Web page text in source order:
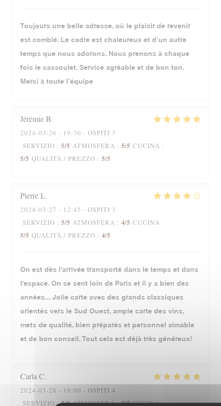
Toujours une belle adresse, où le plaisir de revenir
est comblé. Le cadre est chaleureux et d’un autre
temps que nous adorons. Nous prenons à chaque
fois le cassoulet. Service agréable et de bon ton.
Merci à toute l’équipe
JérémieB
2024-03-26 - 19:30 - OSPITI 3
SERVIZIO : 5/5 ATMOSFERA : 5/5 CUCINA :
5/5 QUALITÀ / PREZZO : 5/5
PierreL
2024-03-27 - 12:45 - OSPITI 3
SERVIZIO : 5/5 ATMOSFERA : 4/5 CUCINA :
5/5 QUALITÀ / PREZZO : 4/5
On est dès l'arrivée transporté dans le temps et dans
l'espace. On se sent loin de Paris et il y a bien des
années... Jolie carte avec des grands classiques
orientés vers le Sud Ouest, ample carte des vins,
mets de qualité, bien préparés et personnel aimable
et de bon conseil. Tout cela est déjà très généreux!
CarlaC
2024-03-28 - 19:00 - OSPITI 4
SERVIZIO : 5/5 ATMOSFERA: 5/5 CUCINA: